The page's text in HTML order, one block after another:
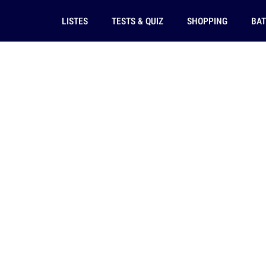
LISTES TESTS & QUIZ SHOPPING